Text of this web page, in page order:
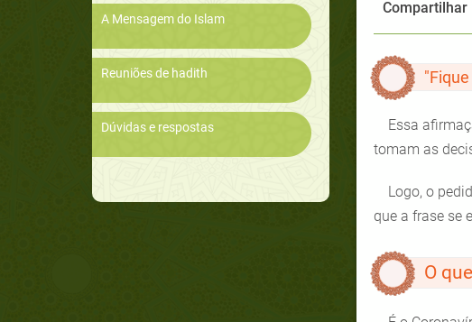
A Mensagem do Islam
Reuniões de hadith
Dúvidas e respostas
Compartilhar
Essa
tomam as
Logo, o
que a frase se
O